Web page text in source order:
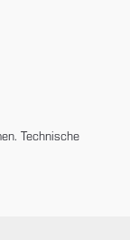
Technische